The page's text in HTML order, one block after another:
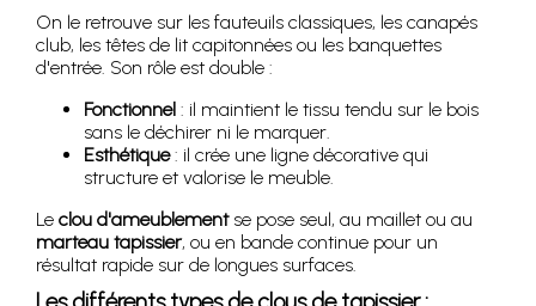
On le retrouve sur les fauteuils classiques, les canapés
club, les têtes de lit capitonnées ou les banquettes
d'entrée. Son rôle est double :
Fonctionnel : il maintient le tissu tendu sur le bois
sans le déchirer ni le marquer.
Esthétique: il crée une ligne décorative qui
structure et valorise le meuble.
Le clou d'ameublementse pose seul, au maillet ou au
marteau tapissier, ou en bande continue pour un
résultat rapide sur de longues surfaces.